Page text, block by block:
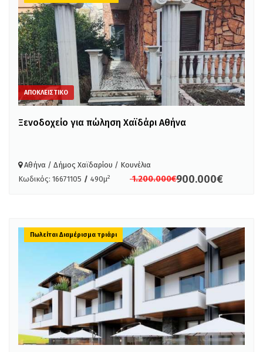
ΑΠΟΚΛΕΙΣΤΙΚΟ
Ξενοδοχείο για πώληση Χαϊδάρι Αθήνα
Αθήνα / Δήμος Χαϊδαρίου / Κουνέλια
Κωδικός: 16671105 / 490μ2 1.200.000€900.000€
Πωλείται Διαμέρισμα τριάρι